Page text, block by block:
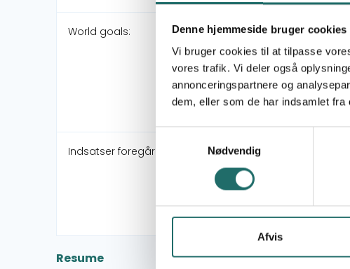
Denne hjemmeside bruger cookies
Vi bruger cookies til at tilpasse
vores trafik. Vi deler også
annonceringspartnere og
dem, eller som de har indsamlet fra
Nødvendig
Afvis
World goals:
Mål
Mål
Mål
Mål
Mål
Indsatser foregår i:
Resume